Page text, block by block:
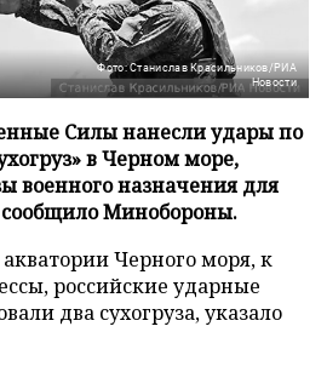
Фото: Станислав Красильников/РИА
Новости
Силы нанесли удары по
в Черном море,
военного назначения для
Минобороны.
Черного моря, к
российские ударные
два сухогруза, указало